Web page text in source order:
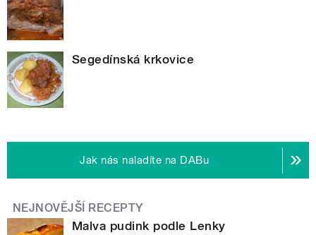
Segedínská krkovice
Jak nás naladíte na DABu
NEJNOVĚJŠÍ RECEPTY
Malva pudink podle Lenky